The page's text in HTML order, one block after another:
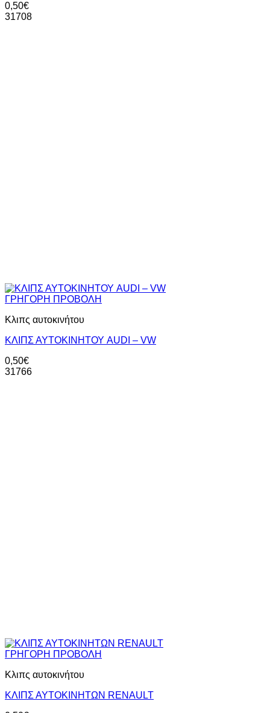
0,50€
31708
ΓΡΗΓΟΡΗ ΠΡΟΒΟΛΗ
Κλιπς αυτοκινήτου
ΚΛΙΠΣ ΑΥΤΟΚΙΝΗΤΟΥ AUDI – VW
0,50€
31766
ΓΡΗΓΟΡΗ ΠΡΟΒΟΛΗ
Κλιπς αυτοκινήτου
ΚΛΙΠΣ ΑΥΤΟΚΙΝΗΤΩΝ RENAULT